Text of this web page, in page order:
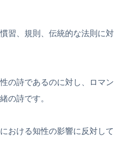
習、規則、伝統的な法則に対
の詩であるのに対し、ロマン
の詩です。
おける知性の影響に反対して